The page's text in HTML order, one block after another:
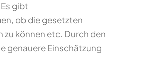
gibt
ob die gesetzten
können etc. Durch den
genauere Einschätzung